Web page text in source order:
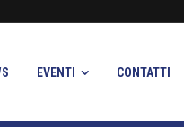
EVENTI CONTATTI